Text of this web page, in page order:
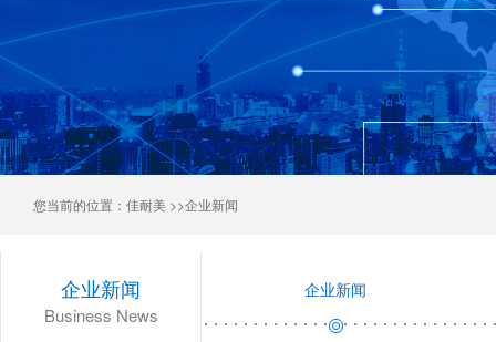
您当前的位置： 佳耐美 >>企业新闻
企业新闻
Business News
企业新闻